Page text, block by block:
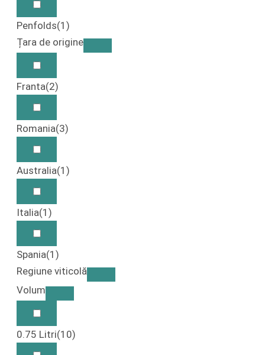
Penfolds(1)
Țara de origine
Franta(2)
Romania(3)
Australia(1)
Italia(1)
Spania(1)
Regiune viticolă
Volum
0.75 Litri(10)